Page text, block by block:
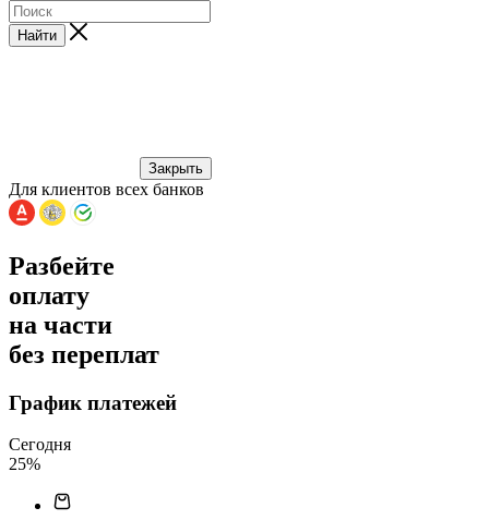
Найти
Закрыть
Для клиентов всех банков
Разбейте
оплату
на части
без переплат
График платежей
Сегодня
25%